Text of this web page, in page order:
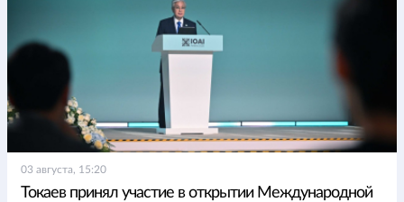
03 августа, 15:20
Токаев принял участие в открытии Международной